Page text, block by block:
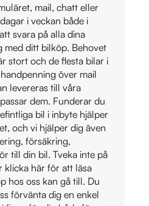
mail, chatt eller
i veckan både i
svara på alla dina
med ditt bilköp. Behovet
stort och de flesta bilar i
över mail
levereras till våra
dem. Funderar du
bil i inbyte hjälper
och vi hjälper dig även
försäkring,
till din bil. Tveka inte på
klicka här för att läsa
hos oss kan gå till. Du
förvänta dig en enkel